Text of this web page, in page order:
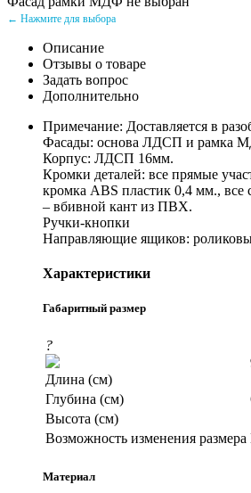
← Нажмите для выбора
Описание
Отзывы о товаре
Задать вопрос
Дополнительно
Примечание: Доставляется в
Фасады: основа ЛДСП и рамка
Корпус: ЛДСП 16мм.
Кромки деталей: все прямые
кромка ABS пластик 0,4 мм., все
– вбивной кант из ПВХ.
Ручки-кнопки
Направляющие ящиков:
Характеристики
Габаритный размер
?
Длина (см)
Глубина (см)
Высота (см)
Возможность изменения размера
Материал